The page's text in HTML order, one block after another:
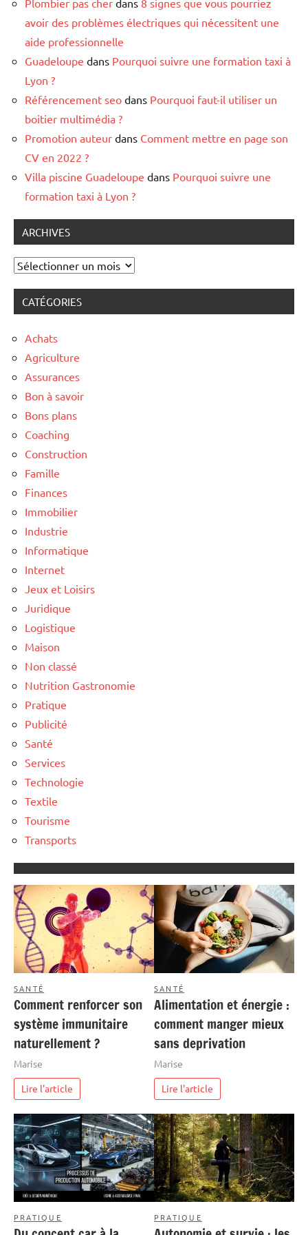
Plombier pas cher dans 8 signes que vous pourriez
avoir des problèmes électriques qui nécessitent une
aide professionnelle
Guadeloupe dans Pourquoi suivre une formation taxi à
Lyon ?
Référencement seo dans Pourquoi faut-il utiliser un
boitier multimédia ?
Promotion auteur dans Comment mettre en page son
CV en 2022 ?
Villa piscine Guadeloupe dans Pourquoi suivre une
formation taxi à Lyon ?
ARCHIVES
Archives
CATÉGORIES
Achats
Agriculture
Assurances
Bon à savoir
Bons plans
Coaching
Construction
Famille
Finances
Immobilier
Industrie
Informatique
Internet
Jeux et Loisirs
Juridique
Logistique
Maison
Non classé
Nutrition Gastronomie
Pratique
Publicité
Santé
Services
Technologie
Textile
Tourisme
Transports
SANTÉ
Comment renforcer son
système immunitaire
naturellement ?
Marise
Lire l'article
SANTÉ
Alimentation et énergie :
comment manger mieux
sans deprivation
Marise
Lire l'article
PRATIQUE PRATIQUE